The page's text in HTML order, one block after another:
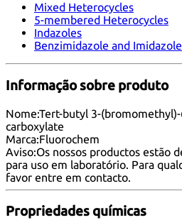
Mixed Heterocycles
5-membered Heterocycles
Indazoles
Benzimidazole and
Informação sobre produto
Nome:Tert-butyl 3-
carboxylate
Marca:Fluorochem
Aviso:Os nossos productos estão
para uso em laboratório. Para
favor entre em contacto
Propriedades químicas